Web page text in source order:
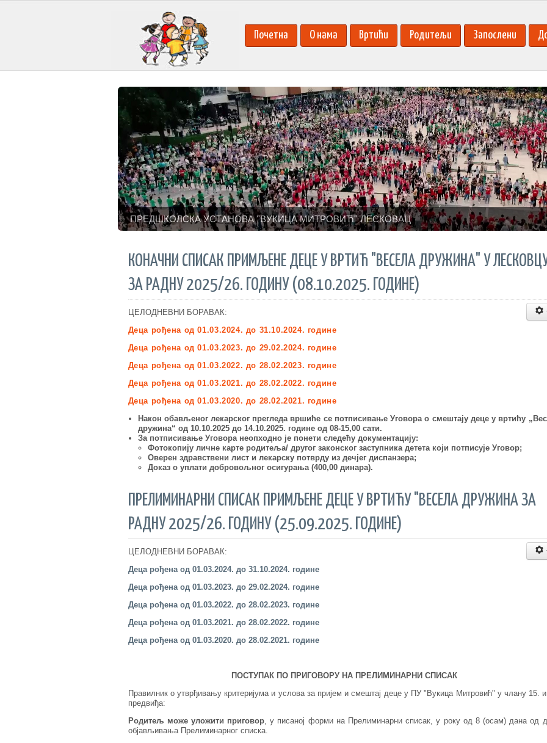
Почетна О нама Вртићи Родитељи Запослени
ПРЕДШКОЛСКА УСТАНОВА ''ВУКИЦА МИТРОВИЋ'' ЛЕСКОВАЦ
КОНАЧНИ СПИСАК ПРИМЉЕНЕ ДЕЦЕ У ВРТИЋ "ВЕСЕЛА ДРУЖИНА" У
ЗА РАДНУ 2025/26. ГОДИНУ (08.10.2025. ГОДИНЕ)
ЦЕЛОДНЕВНИ БОРАВАК:
Деца рођена од 01.03.2024. до 31.10.2024. године
Деца рођена од 01.03.2023. до 29.02.2024. године
Деца рођена од 01.03.2022. до 28.02.2023. године
Деца рођена од 01.03.2021. до 28.02.2022. године
Деца рођена од 01.03.2020. до 28.02.2021. године
Након обављеног лекарског прегледа вршиће се потписивање Уговора о смештају деце у вртићу
дружина“ од 10.10.2025 до 14.10.2025. године од 08-15,00 сати.
За потписивање Уговора неопходно је понети следећу документацију:
Фотокопију личнекарте родитеља/ другог законског заступникадетета који потписује Уговор;
Оверен здравствени лист и лекарску потврдуиз дечјег диспанзера;
Доказ о уплати добровољног осигурања (400,00 динара).
ПРЕЛИМИНАРНИ СПИСАК ПРИМЉЕНЕ ДЕЦЕ У ВРТИЋУ "ВЕСЕЛА ДРУЖИНА ЗА
РАДНУ 2025/26. ГОДИНУ (25.09.2025. ГОДИНЕ)
ЦЕЛОДНЕВНИ БОРАВАК:
Деца рођена од 01.03.2024. до 31.10.2024. године
Деца рођена од 01.03.2023. до 29.02.2024. године
Деца рођена од 01.03.2022. до 28.02.2023. године
Деца рођена од 01.03.2021. до 28.02.2022. године
Деца рођена од 01.03.2020. до 28.02.2021. године
ПОСТУПАК ПО ПРИГОВОРУ НА ПРЕЛИМИНАРНИ СПИСАК
Правилник о утврђивању критеријума и услова за пријем и смештај деце у ПУ "Вукица Митровић" у члану 15.
предвиђа:
Родитељ може уложити приговор, у писаној форми на Прелиминарни списак, у року од 8 (осам) дана од
објављивања Прелиминарног списка.